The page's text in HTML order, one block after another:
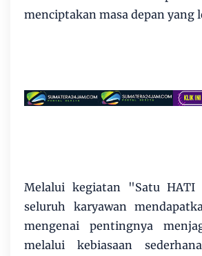
menciptakan masa depan yang
Melalui kegiatan "Satu
seluruh karyawan
mengenai pentingnya
melalui kebiasaan